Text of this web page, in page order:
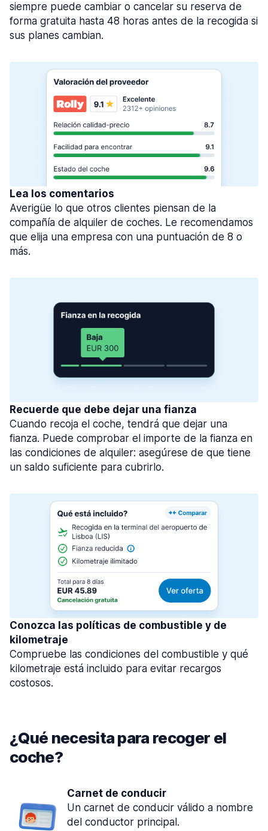
siempre puede cambiar o cancelar su reserva de
forma gratuita hasta 48 horas antes de la recogida si
sus planes cambian.
Lea los comentarios
Averigüe lo que otros clientes piensan de la
compañía de alquiler de coches. Le recomendamos
que elija una empresa con una puntuación de 8 o
más.
Recuerde que debe dejar una fianza
Cuando recoja el coche, tendrá que dejar una
fianza. Puede comprobar el importe de la fianza en
las condiciones de alquiler: asegúrese de que tiene
un saldo suficiente para cubrirlo.
Conozca las políticas de combustible y de
kilometraje
Compruebe las condiciones del combustible y qué
kilometraje está incluido para evitar recargos
costosos.
¿Qué necesita para recoger el
coche?
Carnet de conducir
Un carnet de conducir válido a nombre
del conductor principal.